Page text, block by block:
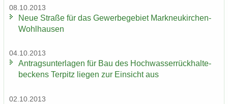
08.10.2013
Neue Stra­ße für das Ge­wer­be­ge­biet Markneukirchen-​
Wohlhausen
04.10.2013
An­trags­un­ter­la­gen für Bau des Hoch­was­ser­rück­hal­te­
be­ckens Ter­pitz lie­gen zur Ein­sicht aus
02.10.2013